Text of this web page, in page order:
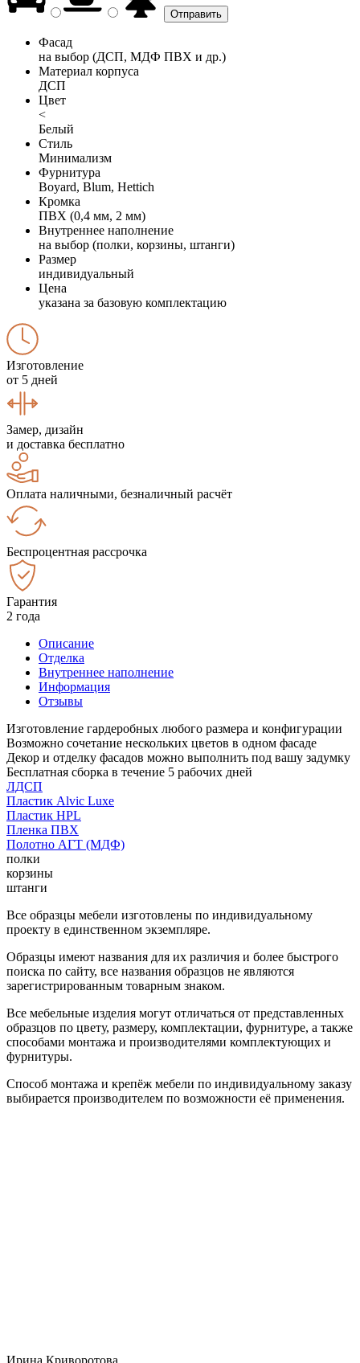
Фасад
на выбор (ДСП, МДФ ПВХ и др.)
Материал корпуса
ДСП
Цвет
<
Белый
Стиль
Минимализм
Фурнитура
Boyard, Blum, Hettich
Кромка
ПВХ (0,4 мм, 2 мм)
Внутреннее наполнение
на выбор (полки, корзины, штанги)
Размер
индивидуальный
Цена
указана за базовую комплектацию
Изготовление
от 5 дней
Замер, дизайн
и доставка бесплатно
Оплата наличными, безналичный расчёт
Беспроцентная рассрочка
Гарантия
2 года
Описание
Отделка
Внутреннее наполнение
Информация
Отзывы
Изготовление гардеробных любого размера и конфигурации
Возможно сочетание нескольких цветов в одном фасаде
Декор и отделку фасадов можно выполнить под вашу задумку
Бесплатная сборка в течение 5 рабочих дней
ЛДСП
Пластик Alvic Luxe
Пластик HPL
Пленка ПВХ
Полотно АГТ (МДФ)
полки
корзины
штанги
Все образцы мебели изготовлены по индивидуальному
проекту в единственном экземпляре.
Образцы имеют названия для их различия и более быстрого
поиска по сайту, все названия образцов не являются
зарегистрированным товарным знаком.
Все мебельные изделия могут отличаться от представленных
образцов по цвету, размеру, комплектации, фурнитуре, а также
способами монтажа и производителями комплектующих и
фурнитуры.
Способ монтажа и крепёж мебели по индивидуальному заказу
выбирается производителем по возможности её применения.
Ирина Криворотова